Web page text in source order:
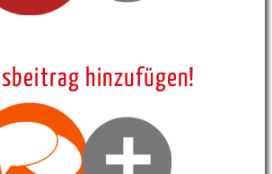
hinzufügen!